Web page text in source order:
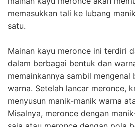
memasukkan tali ke lubang
satu.
Mainan kayu meronce ini terdiri
dalam berbagai bentuk dan
memainkannya sambil
warna. Setelah lancar meronce,
menyusun manik-manik warna
Misalnya, meronce dengan